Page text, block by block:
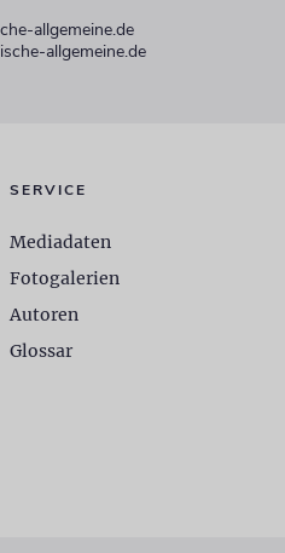
allgemeine.de
allgemeine.de
SERVICE
Mediadaten
Fotogalerien
Autoren
Glossar